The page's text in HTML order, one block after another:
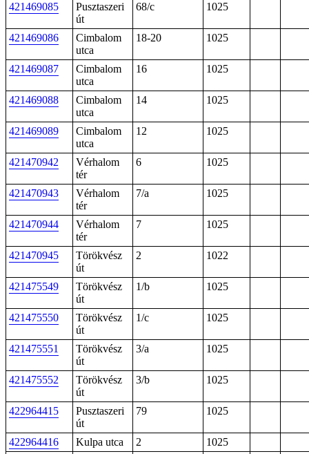
421469085
Pusztaszeri
út
68/c 1025
421469086
Cimbalom
utca
18-20 1025
421469087
Cimbalom
utca
16 1025
421469088
Cimbalom
utca
14 1025
421469089
Cimbalom
utca
12 1025
421470942
Vérhalom
tér
6 1025
421470943
Vérhalom
tér
7/a 1025
421470944
Vérhalom
tér
7 1025
421470945
Törökvész
út
2 1022
421475549
Törökvész
út
1/b 1025
421475550
Törökvész
út
1/c 1025
421475551
Törökvész
út
3/a 1025
421475552
Törökvész
út
3/b 1025
422964415
Pusztaszeri
út
79 1025
422964416 Kulpa utca 2
1025